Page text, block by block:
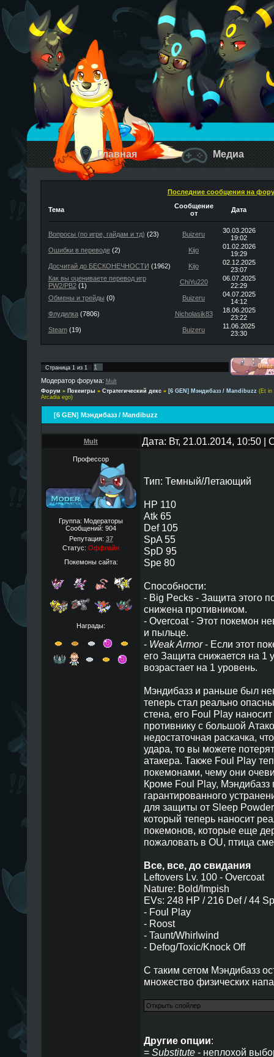
Главная Медиа
Последние сообщения на
Тема
Сообщение
от
Дата
Вопросы (по игре, гайдам и тд) (23) Buizeru
30.03.2026
19:02
Ошибки в переводе(2) Kijo
01.02.2026
19:29
Досчитай до БЕСКОНЕЧНОСТИ (1962) Kijo
02.12.2025
23:07
Как вы оцениваете перевод игр
PW2/PB2(1) ChiYu220
06.07.2025
22:29
Обмены и трейды (0) Buizeru
04.07.2025
14:12
Флудилка(7806) Nicholasik83
18.06.2025
23:22
Steam(19) Buizeru
11.06.2025
23:30
Страница 1из 1
1
Модератор форума: Mult
Форум » Покеигры » Стратегический декс » [6 GEN] Мэндибазз / Mandibuzz (Et in
Arcadia ego)
[6 GEN] Мэндибазз / Mandibuzz
Mult Дата: Вт, 21.01.2014, 10:50
Профессор
Группа: Модераторы
Сообщений: 904
Репутация: 37
Статус: Оффлайн
Покемоны сайта:
Награды:
Тип: Темный/Летающий
HP 110
Atk 65
Def 105
SpA 55
SpD 95
Spe 80
Способности:
- Big Pecks - Защита этого
снижена противником.
- Overcoat - Этот покемон
и пыльце.
- Weak Armor- Если этот
его Защита снижается на 1
возрастает на 1 уровень.
Мэндибазз и раньше был
теперь стал реально
стена, его Foul Play
противнику с большой
недостаточная раскачка,
удара, то вы можете
атакера. Также Foul Play
покемонами, чему они
Кроме Foul Play, Мэндибазз
гарантированного
для защиты от Sleep
который теперь наносит
покемонов, которые еще
пожаловать в OU, птица
Все, все, до свидания
Leftovers Lv. 100 - Overcoat
Nature: Bold/Impish
EVs: 248 HP / 216 Def / 44
- Foul Play
- Roost
- Taunt/Whirlwind
- Defog/Toxic/Knock Off
С таким сетом Мэндибазз
множество физических
Другие опции:
= Substitute- неплохой